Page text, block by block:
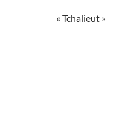
« Tchalieut »